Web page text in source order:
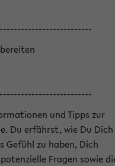
und Tipps zur
Du erfährst, wie Du Dich
Gefühl zu haben, Dich
Fragen sowie